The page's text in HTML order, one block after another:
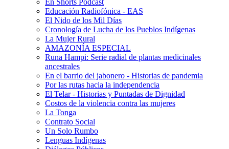
En Shorts Podcast
Educación Radiofónica - EAS
El Nido de los Mil Días
Cronología de Lucha de los Pueblos Indígenas
La Mujer Rural
AMAZONÍA ESPECIAL
Runa Hampi: Serie radial de plantas medicinales
ancestrales
En el barrio del jabonero - Historias de pandemia
Por las rutas hacia la independencia
El Telar - Historias y Puntadas de Dignidad
Costos de la violencia contra las mujeres
La Tonga
Contrato Social
Un Solo Rumbo
Lenguas Indígenas